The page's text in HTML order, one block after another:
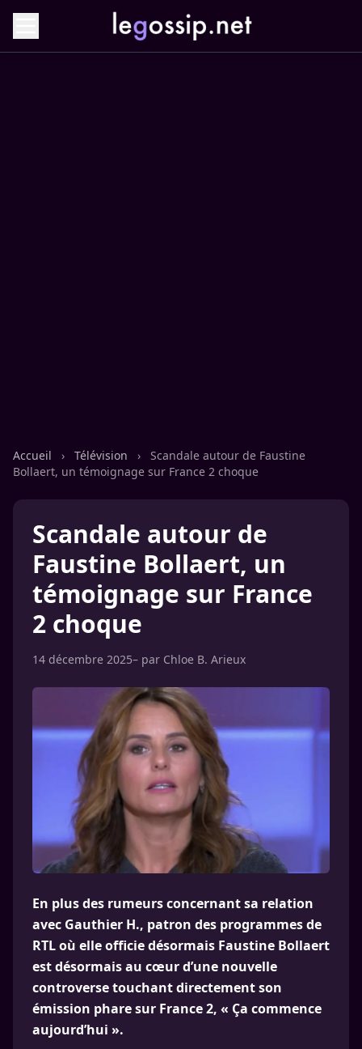
Accueil › Télévision ›
Scandale autour de Faustine
Bollaert, un témoignage sur France 2 choque
Scandale autour de
Faustine Bollaert, un
témoignage sur France
2 choque
14 décembre 2025– par Chloe B. Arieux
En plus des rumeurs concernant sa relation
avec Gauthier H., patron des programmes de
RTL où elle officie désormais Faustine Bollaert
est désormais au cœur d’une nouvelle
controverse touchant directement son
émission phare sur France 2, « Ça commence
aujourd’hui ».